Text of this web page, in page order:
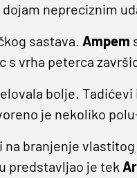
nepreciznim
sastava. Ampem
s vrha peterca
bolje.
je nekoliko
branjenje
predstavljao je tek